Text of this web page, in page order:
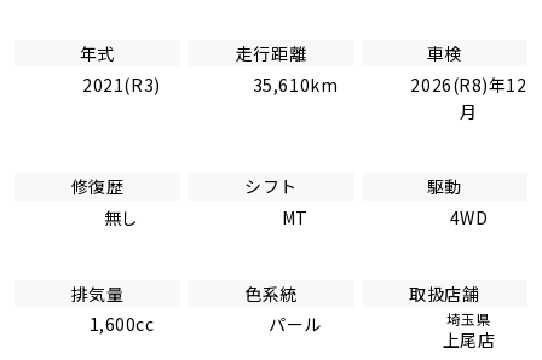
年式
2021(R3)
走行距離
35,610km
車検
2026(R8)年12
月
修復歴
無し
シフト
MT
駆動
4WD
排気量
1,600cc
色系統
パール
取扱店舗
埼玉県
上尾店